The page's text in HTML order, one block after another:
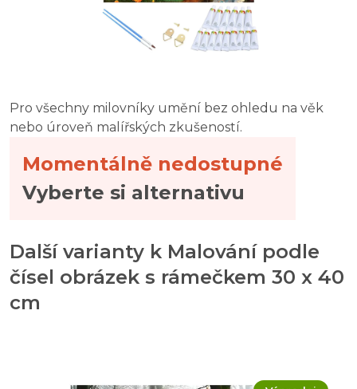
Pro všechny milovníky umění bez ohledu na věk
nebo úroveň malířských zkušeností.
Momentálně nedostupné
Vyberte si alternativu
Další varianty k Malování podle
čísel obrázek s rámečkem 30 x 40
cm